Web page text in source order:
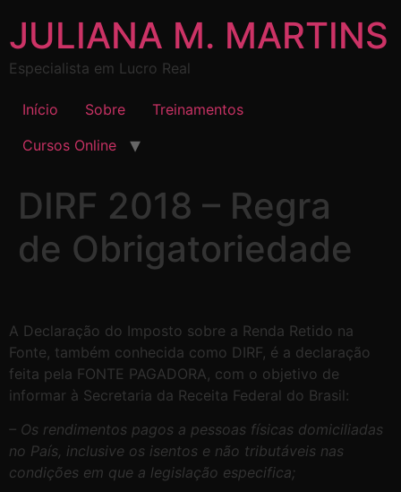
JULIANA M. MARTINS
Especialista em Lucro Real
Início Sobre
Treinamentos
Cursos Online
DIRF 2018 – Regra
de Obrigatoriedade
A Declaração do Imposto sobre a Renda Retido na
Fonte, também conhecida como DIRF, é a declaração
feita pela FONTE PAGADORA, com o objetivo de
informar à Secretaria da Receita Federal do Brasil:
– Os rendimentos pagos a pessoas físicas domiciliadas
no País, inclusive os isentos e não tributáveis nas
condições em que a legislação especifica;